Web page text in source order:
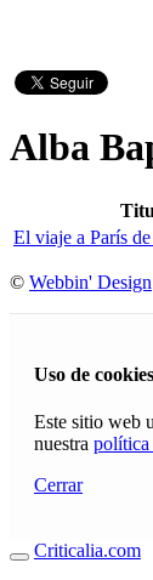
Alba
El viaje a París
© Webbin' Design
Uso de cookies
Este sitio web
nuestra política
Cerrar
Criticalia.com